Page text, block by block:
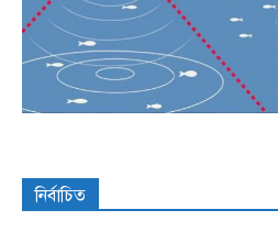
নির্বাচিত